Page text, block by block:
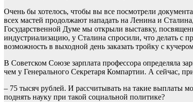
Очень бы хотелось, чтобы вы все посмотрели
всех мастей продолжают нападать на Ленина и
Государственной Думе мы открыли выставку,
индустриализацию, у Сталина спросили, что делать с
возможность в выходной день заказать тройку с
В Советском Союзе зарплата профессора определяла
чем у Генерального Секретаря Компартии. А сейчас,
– 75 тысяч рублей. И рассчитывать на такие выплаты
поднять науку при такой социальной политике?